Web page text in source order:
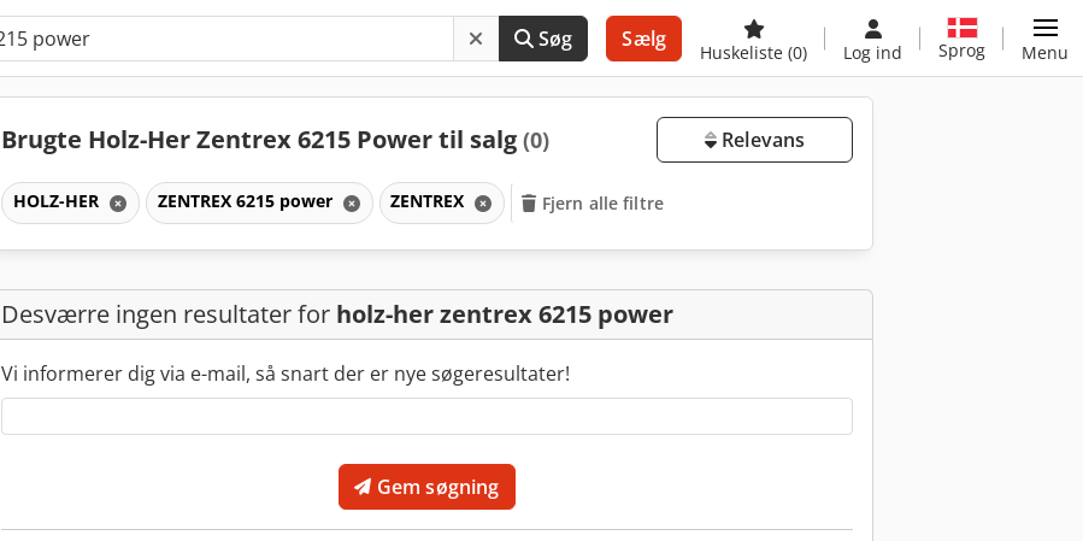
Søg Sælg
Huskeliste (0) Log ind Sprog Menu
Brugte Holz-Her Zentrex 6215 Power til salg (0) Relevans
HOLZ-HER ZENTREX 6215 power ZENTREX Fjern alle filtre
Desværre ingen resultater for holz-her zentrex 6215 power
Vi informerer dig via e-mail, så snart der er nye søgeresultater!
Gem søgning